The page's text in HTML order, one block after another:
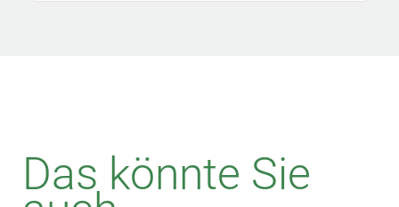
Das könnte Sie